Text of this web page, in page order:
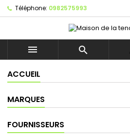
Téléphone: 0982575993
 
ACCUEIL
MARQUES
FOURNISSEURS